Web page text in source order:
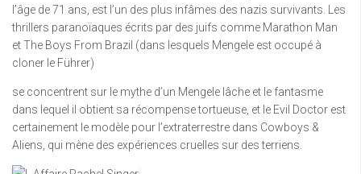
l’âge de 71 ans, est l’un des plus infâmes des nazis survivants. Les
thrillers paranoïaques écrits par des juifs comme Marathon Man
et The Boys From Brazil (dans lesquels Mengele est occupé à
cloner le Führer)
se concentrent sur le mythe d’un Mengele lâche et le fantasme
dans lequel il obtient sa récompense tortueuse, et le Evil Doctor est
certainement le modèle pour l’extraterrestre dans Cowboys &
Aliens, qui mène des expériences cruelles sur des terriens.